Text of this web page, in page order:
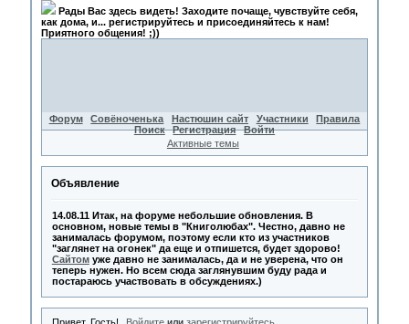
Рады Вас здесь видеть! Заходите почаще, чувствуйте себя,
как дома, и... регистрируйтесь и присоединяйтесь к нам!
Приятного общения! ;))
Форум Совёноченька Настюшин сайт Участники
Правила
Поиск
Регистрация
Войти
Активные темы
Объявление
14.08.11 Итак, на форуме небольшие обновления. В
основном, новые темы в "Книголюбах". Честно, давно не
занималась форумом, поэтому если кто из участников
"заглянет на огонек" да еще и отпишется, будет здорово!
Сайтомуже давно не занималась, да и не уверена, что он
теперь нужен. Но всем сюда заглянувшим буду рада и
постараюсь участвовать в обсуждениях.)